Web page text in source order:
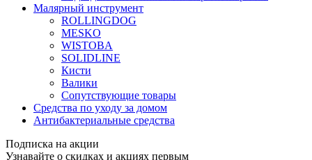
Малярный инструмент
ROLLINGDOG
MESKO
WISTOBA
SOLIDLINE
Кисти
Валики
Сопутствующие товары
Средства по уходу за домом
Антибактериальные средства
Подписка на акции
Узнавайте о скидках и акциях первым